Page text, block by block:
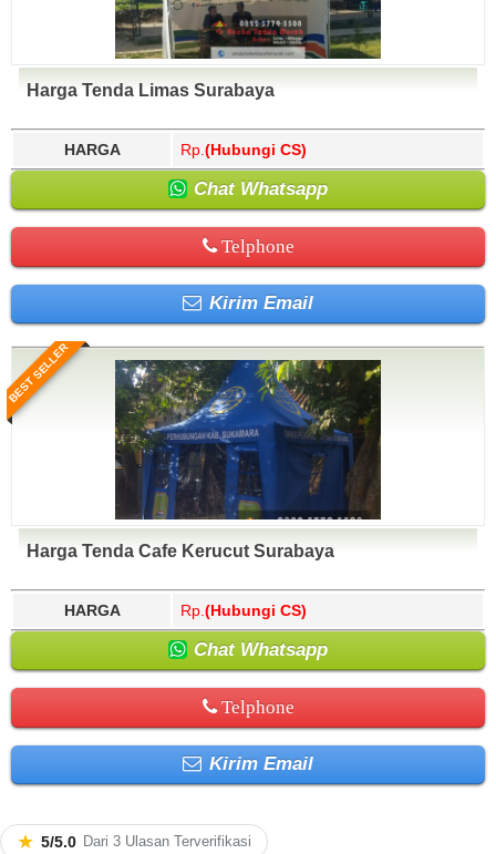
Harga Tenda Limas Surabaya
HARGA Rp. (Hubungi CS)
Chat Whatsapp
Telphone
Kirim Email
BEST SELLER
Harga Tenda Cafe Kerucut Surabaya
HARGA Rp. (Hubungi CS)
Chat Whatsapp
Telphone
Kirim Email
★ 5/5.0 Dari 3 Ulasan Terverifikasi